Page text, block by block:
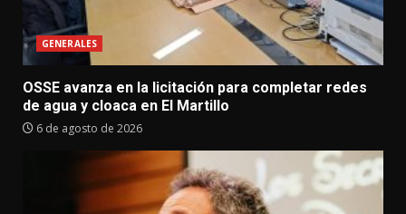
GENERALES
OSSE avanza en la licitación para completar redes
de agua y cloaca en El Martillo
6 de agosto de 2026